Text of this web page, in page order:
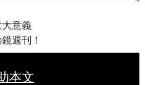
意義
週刊！
本文